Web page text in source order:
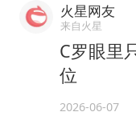
火星网友
来自火星
C罗眼里
位
2026-06-07